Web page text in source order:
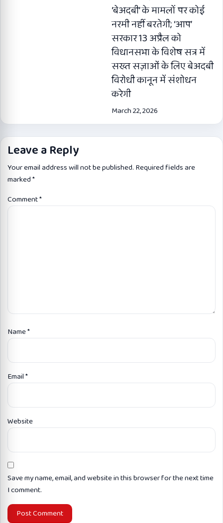
‘बेअदबी’ के मामलों पर कोई
नरमी नहीं बरतेगी; ‘आप’
सरकार 13 अप्रैल को
विधानसभा के विशेष सत्र में
सख्त सज़ाओं के लिए बेअदबी
विरोधी कानून में संशोधन
करेगी
March 22, 2026
Leave a Reply
Your email address will not be published. Required fields are
marked*
Comment*
Name*
Email*
Website
Save my name, email, and website in this browser for the next time
I comment.